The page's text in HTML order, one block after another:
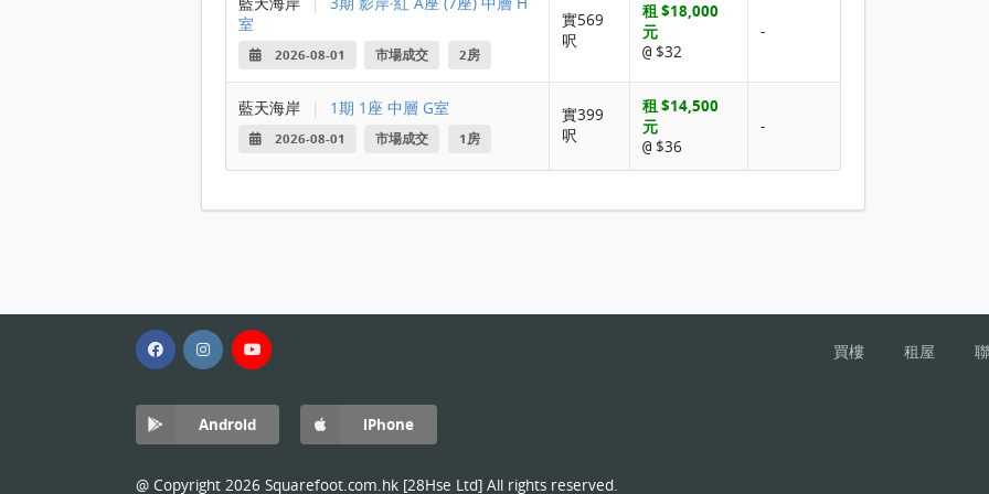
室
2026-08-01 市場成交 2房
實569
呎
租 $18,000
元
@ $32
-
藍天海岸 | 1期 1座 中層 G室
2026-08-01 市場成交 1房
實399
呎
租 $14,500
元
@ $36
-
買樓 租屋
Android iPhone
@ Copyright 2026 Squarefoot.com.hk [28Hse Ltd] All rights reserved.